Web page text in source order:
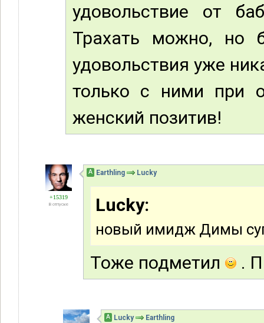
удовольствие от
Трахать можно, но
удовольствия уже
только с ними при
женский позитив!
+15319
В отпуске
А Earthling Lucky
Lucky:
новый имидж Димы
Тоже подметил .
А Lucky Earthling